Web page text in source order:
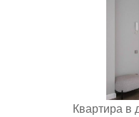
Квартира в